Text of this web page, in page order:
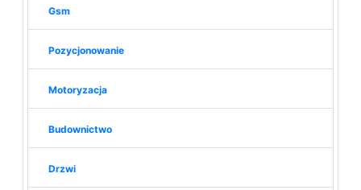
Gsm
Pozycjonowanie
Motoryzacja
Budownictwo
Drzwi